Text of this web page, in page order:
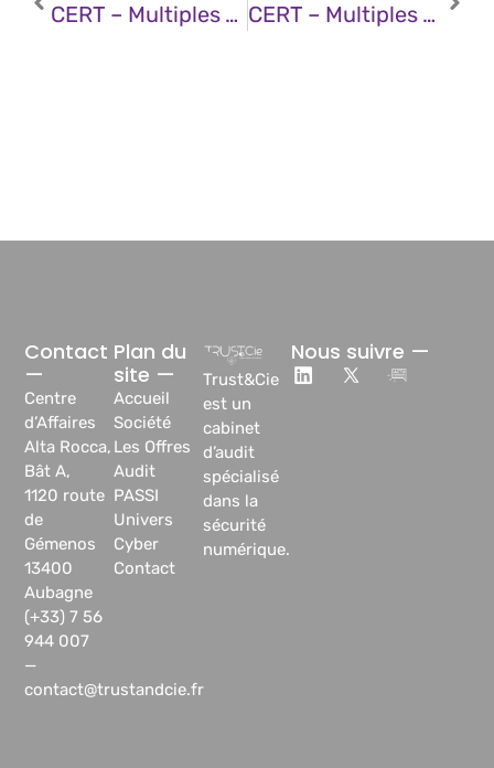
CERT – Multiples Vulnérabilités Dans Oracle Database Server (22 Janvier 2025) CERT – Multiples Vulnérabilités Dans Oracle PeopleSoft (22 Janvier 2025)
Trust&Cie
est un
cabinet
d’audit
spécialisé
dans la
sécurité
numérique.
Plan du
site —
Accueil
Société
Les Offres
Audit
PASSI
Univers
Cyber
Contact
Contact
—
Centre
d’Affaires
Alta Rocca,
Bât A,
1120 route
de
Gémenos
13400
Aubagne
(+33) 7 56
944 007
—
contact@trustandcie.fr
Nous suivre —